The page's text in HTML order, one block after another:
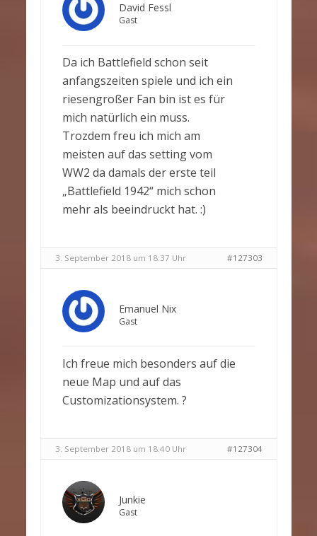
David Fessl
Gast
Da ich Battlefield schon seit
anfangszeiten spiele und ich ein
riesengroßer Fan bin ist es für
mich natürlich ein muss.
Trozdem freu ich mich am
meisten auf das setting vom
WW2 da damals der erste teil
„Battlefield 1942“ mich schon
mehr als beeindruckt hat. :)
3. September 2018 um 18:37 Uhr #127303
Emanuel Nix
Gast
Ich freue mich besonders auf die
neue Map und auf das
Customizationsystem. ?
3. September 2018 um 18:40 Uhr #127304
Junkie
Gast